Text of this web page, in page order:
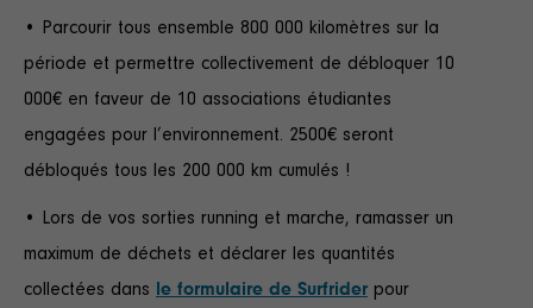
• Parcourir tous ensemble 800 000 kilomètres sur la
période et permettre collectivement de débloquer 10
000€ en faveur de 10 associations étudiantes
engagées pour l’environnement. 2500€ seront
débloqués tous les 200 000 km cumulés !
• Lors de vos sorties running et marche, ramasser un
maximum de déchets et déclarer les quantités
collectées dans le formulaire de Surfrider pour